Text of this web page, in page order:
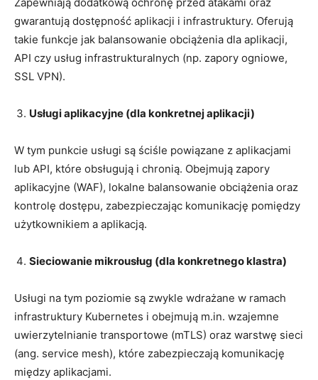
gwarantują dostępność aplikacji i infrastruktury. Oferują
takie funkcje jak balansowanie obciążenia dla aplikacji,
API czy usług infrastrukturalnych (np. zapory ogniowe,
SSL VPN).
Usługi aplikacyjne (dla konkretnej aplikacji)
W tym punkcie usługi są ściśle powiązane z aplikacjami
lub API, które obsługują i chronią. Obejmują zapory
aplikacyjne (WAF), lokalne balansowanie obciążenia oraz
kontrolę dostępu, zabezpieczając komunikację pomiędzy
użytkownikiem a aplikacją.
Sieciowanie mikrousług (dla konkretnego klastra)
Usługi na tym poziomie są zwykle wdrażane w ramach
infrastruktury Kubernetes i obejmują m.in. wzajemne
uwierzytelnianie transportowe (mTLS) oraz warstwę sieci
(ang. service mesh), które zabezpieczają komunikację
między aplikacjami.